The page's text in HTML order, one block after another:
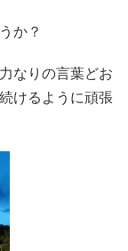
か？
なりの言葉どお
けるように頑張